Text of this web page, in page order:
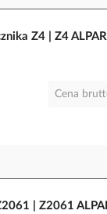
Z4 | Z4 ALPAR
Cena
| Z2061